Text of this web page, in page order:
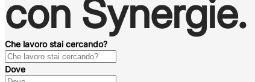
con Synergie.
Che lavoro stai cercando?
Dove